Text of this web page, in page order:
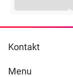
Kontakt
Menu